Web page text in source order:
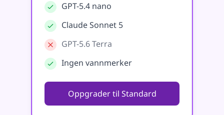
GPT-5.4 nano
Claude Sonnet 5
GPT-5.6 Terra
Ingen vannmerker
Oppgrader til Standard